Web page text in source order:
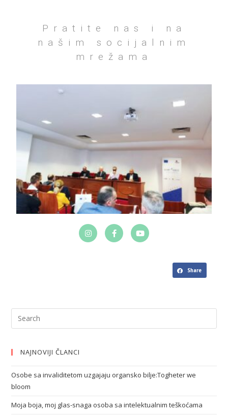
Pratite nas i na
našim socijalnim
mrežama
Share
NAJNOVIJI ČLANCI
Osobe sa invaliditetom uzgajaju organsko bilje:Togheter we
bloom
Moja boja, moj glas-snaga osoba sa intelektualnim teškoćama